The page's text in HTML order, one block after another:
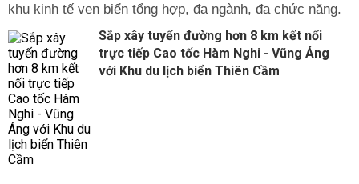
khu kinh tế ven biển tổng hợp, đa ngành, đa chức năng.
Sắp xây tuyến đường hơn 8 km kết nối
trực tiếp Cao tốc Hàm Nghi - Vũng Áng
với Khu du lịch biển Thiên Cầm